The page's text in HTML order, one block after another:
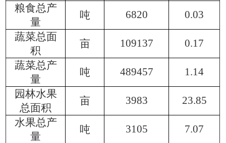
粮食总产
量
吨 6820
0.03
蔬菜总面
积
亩 109137
0.17
蔬菜总产
量
吨 489457
1.14
园林水果
总面积
亩 3983
23.85
水果总产
量
吨 3105
7.07